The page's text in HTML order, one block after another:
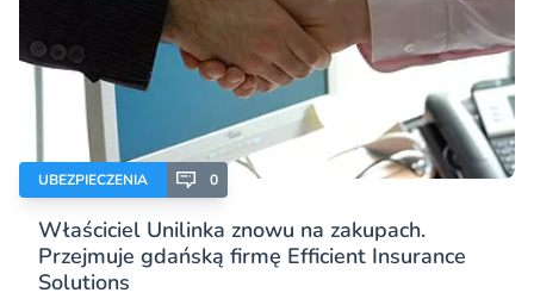
UBEZPIECZENIA 0
Właściciel Unilinka znowu na zakupach.
Przejmuje gdańską firmę Efficient Insurance
Solutions